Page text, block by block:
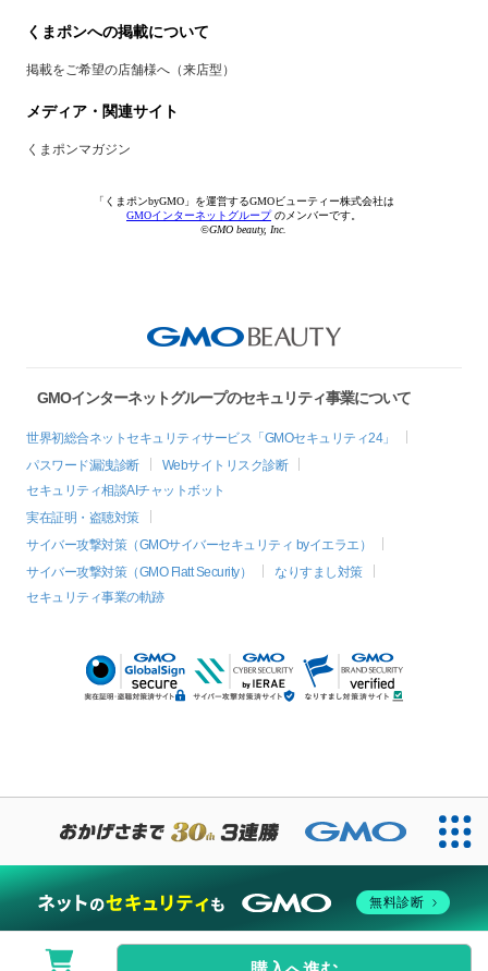
くまポンへの掲載について
掲載をご希望の店舗様へ（来店型）
メディア・関連サイト
くまポンマガジン
「くまポンbyGMO」を運営するGMOビューティー株式会社は
GMOインターネットグループのメンバーです。
©GMO beauty, Inc.
GMOインターネットグループのセキュリティ事業について
世界初総合ネットセキュリティサービス「GMOセキュリティ24」
パスワード漏洩診断
Webサイトリスク診断
セキュリティ相談AIチャットボット
実在証明・盗聴対策
サイバー攻撃対策（GMOサイバーセキュリティ byイエラエ）
サイバー攻撃対策（GMO Flatt Security）
なりすまし対策
セキュリティ事業の軌跡
無料診断